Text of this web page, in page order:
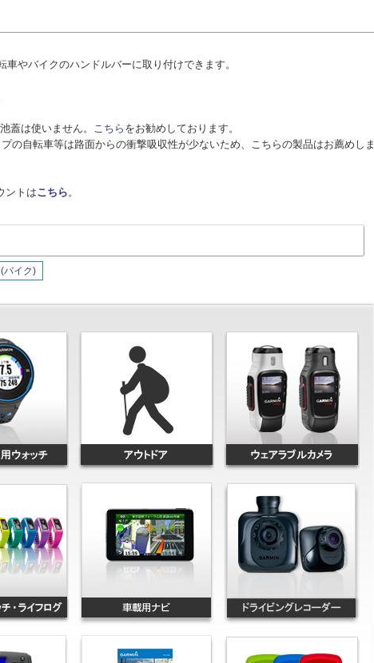
やバイクのハンドルバーに取り付けできます。
蓋は使いません。 こちら をお勧めしております。
の自転車等は路面からの衝撃吸収性が少ないため、こちらの製品はお薦めしま
ントはこちら。
バイク)